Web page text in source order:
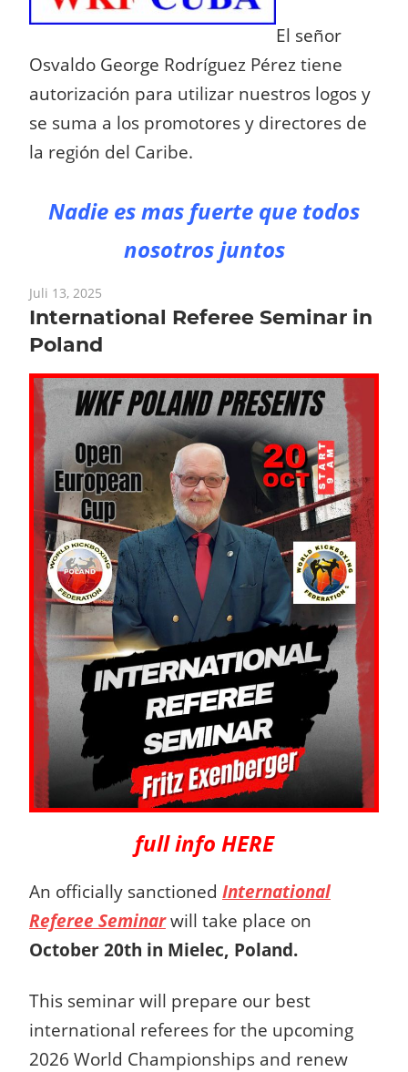
El señor
Osvaldo George Rodríguez Pérez tiene
autorización para utilizar nuestros logos y
se suma a los promotores y directores de
la región del Caribe.
Nadie es mas fuerte que todos
nosotros juntos
Juli 13, 2025
International Referee Seminar in
Poland
full info HERE
An officially sanctioned International
Referee Seminarwill take place on
October 20th in Mielec, Poland.
This seminar will prepare our best
international referees for the upcoming
2026 World Championships and renew